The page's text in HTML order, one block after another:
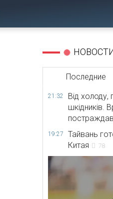
Последние
21:32
Від холоду,
шкідників.
постраждав
19:27
Тайвань
Китая
78